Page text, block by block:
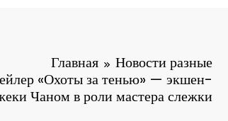
Главная
Новости разные
«Охоты за тенью» — экшен-
Чаном в роли мастера слежки